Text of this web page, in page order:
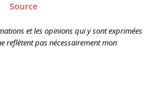
Source
et les opinions qui y sont exprimées
reflètent pas nécessairement mon